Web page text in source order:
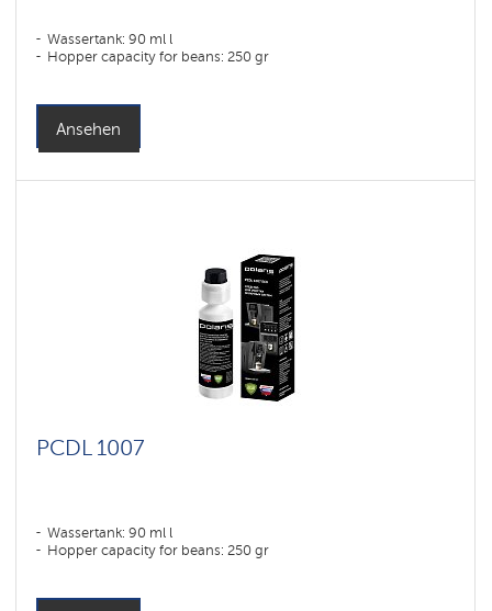
Wassertank: 90 ml l
Hopper capacity for beans: 250 gr
Ansehen
PCDL 1007
Wassertank: 90 ml l
Hopper capacity for beans: 250 gr